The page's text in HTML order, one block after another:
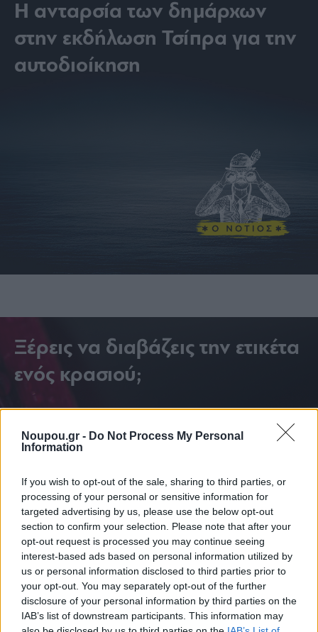
Noupou.gr - Do Not Process My Personal
Information
If you wish to opt-out of the sale, sharing to third parties, or
processing of your personal or sensitive information for
targeted advertising by us, please use the below opt-out
section to confirm your selection. Please note that after your
opt-out request is processed you may continue seeing
interest-based ads based on personal information utilized by
us or personal information disclosed to third parties prior to
your opt-out. You may separately opt-out of the further
disclosure of your personal information by third parties on the
IAB’s list of downstream participants. This information may
Η ανταρσία των δημάρχων
στην εκδήλωση Τσίπρα για την
αυτοδιοίκηση
Ξέρεις να διαβάζεις την ετικέτα
ενός κρασιού;